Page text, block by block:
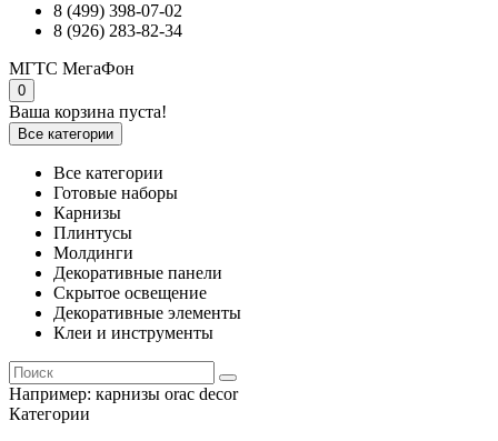
8 (499) 398-07-02
8 (926) 283-82-34
МГТС МегаФон
0
Ваша корзина пуста!
Все категории
Все категории
Готовые наборы
Карнизы
Плинтусы
Молдинги
Декоративные панели
Скрытое освещение
Декоративные элементы
Клеи и инструменты
Например: карнизы orac decor
Категории